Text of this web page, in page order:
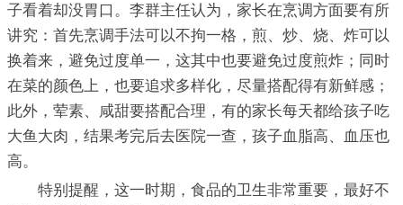
子看着却没胃口。李群主任认为，家长在烹调方面要有所
讲究：首先烹调手法可以不拘一格，煎、炒、烧、炸可以
换着来，避免过度单一，这其中也要避免过度煎炸；同时
在菜的颜色上，也要追求多样化，尽量搭配得有新鲜感；
此外，荤素、咸甜要搭配合理，有的家长每天都给孩子吃
大鱼大肉，结果考完后去医院一查，孩子血脂高、血压也
高。
特别提醒，这一时期，食品的卫生非常重要，最好不